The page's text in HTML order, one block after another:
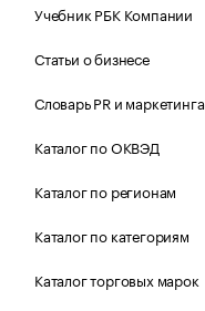
Учебник РБК Компании
Статьи о бизнесе
Словарь PR и маркетинга
Каталог по ОКВЭД
Каталог по регионам
Каталог по категориям
Каталог торговых марок